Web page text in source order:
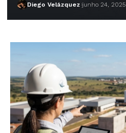
Diego Velázquez junho 24, 2025